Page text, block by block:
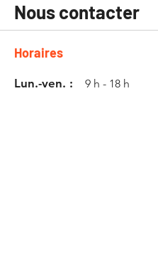
Nous contacter
Horaires
Lun.-ven. : 9 h - 18 h